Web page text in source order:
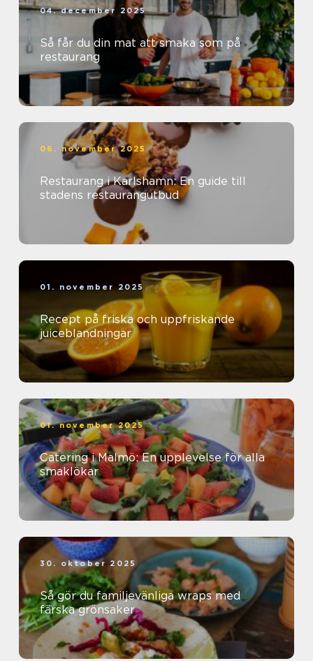
04. december 2025
Så får du din mat att smaka som på
restaurang
06. november 2025
Restaurang i Karlshamn: En guide till
stadens restaurangutbud
01. november 2025
Recept på friska och uppfriskande
juiceblandningar
01. november 2025
Catering i Malmö: En upplevelse för alla
smaklökar
30. oktober 2025
Så gör du familjevänliga wraps med
färska grönsaker